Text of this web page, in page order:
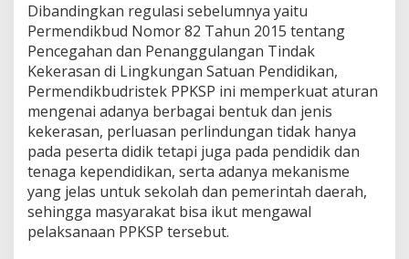
Dibandingkan regulasi sebelumnya yaitu
Permendikbud Nomor 82 Tahun 2015 tentang
Pencegahan dan Penanggulangan Tindak
Kekerasan di Lingkungan Satuan Pendidikan,
Permendikbudristek PPKSP ini memperkuat aturan
mengenai adanya berbagai bentuk dan jenis
kekerasan, perluasan perlindungan tidak hanya
pada peserta didik tetapi juga pada pendidik dan
tenaga kependidikan, serta adanya mekanisme
yang jelas untuk sekolah dan pemerintah daerah,
sehingga masyarakat bisa ikut mengawal
pelaksanaan PPKSP tersebut.